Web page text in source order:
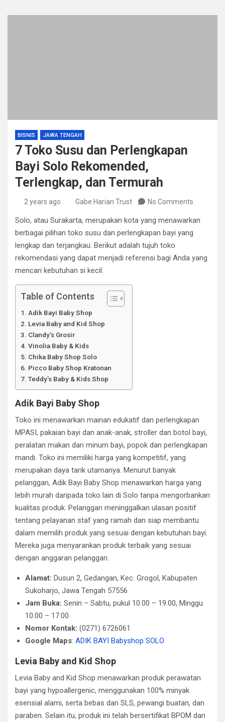
BISNIS JAWA TENGAH
7 Toko Susu dan Perlengkapan
Bayi Solo Rekomended,
Terlengkap, dan Termurah
2 years ago Gabe Harian Trust No Comments
Solo, atau Surakarta, merupakan kota yang menawarkan
berbagai pilihan toko susu dan perlengkapan bayi yang
lengkap dan terjangkau. Berikut adalah tujuh toko
rekomendasi yang dapat menjadi referensi bagi Anda yang
mencari kebutuhan si kecil:
Table of Contents
Adik Bayi Baby Shop
Levia Baby and Kid Shop
Clandy’s Grosir
Vinolia Baby & Kids
Chika Baby Shop Solo
Picco Baby Shop Kratonan
Teddy’s Baby & Kids Shop
Adik Bayi Baby Shop
Toko ini menawarkan mainan edukatif dan perlengkapan
MPASI, pakaian bayi dan anak-anak, stroller dan botol bayi,
peralatan makan dan minum bayi, popok dan perlengkapan
mandi. Toko ini memiliki harga yang kompetitif, yang
merupakan daya tarik utamanya. Menurut banyak
pelanggan, Adik Bayi Baby Shop menawarkan harga yang
lebih murah daripada toko lain di Solo tanpa mengorbankan
kualitas produk. Pelanggan meninggalkan ulasan positif
tentang pelayanan staf yang ramah dan siap membantu
dalam memilih produk yang sesuai dengan kebutuhan bayi.
Mereka juga menyarankan produk terbaik yang sesuai
dengan anggaran pelanggan.
Alamat: Dusun 2, Gedangan, Kec. Grogol, Kabupaten
Sukoharjo, Jawa Tengah 57556
Jam Buka: Senin – Sabtu, pukul 10.00 – 19.00, Minggu
10.00 – 17.00
Nomor Kontak: (0271) 6726061
Google Maps: ADIK BAYI Babyshop SOLO
Levia Baby and Kid Shop
Levia Baby and Kid Shop menawarkan produk perawatan
bayi yang hypoallergenic, menggunakan 100% minyak
esensial alami, serta bebas dari SLS, pewangi buatan, dan
paraben. Selain itu, produk ini telah bersertifikat BPOM dan